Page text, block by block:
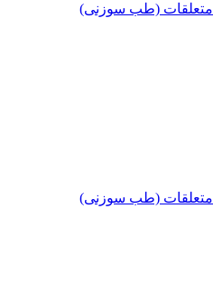
متعلقات (طب سوزنی)
متعلقات (طب سوزنی)